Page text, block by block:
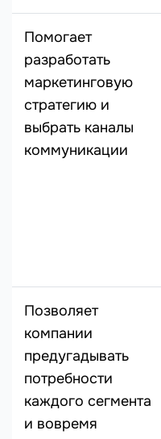
Помогает
разработать
маркетинговую
стратегию и
выбрать каналы
коммуникации
Позволяет
компании
предугадывать
потребности
каждого сегмента
и вовремя